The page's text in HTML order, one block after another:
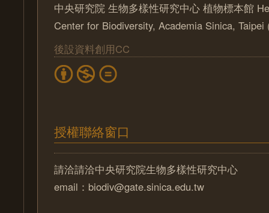
中央研究院 生物多樣性研究中心 植物標本館
Center for Biodiversity, Academia Sinica, Taipei
後設資料創用CC
授權聯絡窗口
請洽請洽中央研究院生物多樣性研究中心
email：biodiv@gate.sinica.edu.tw